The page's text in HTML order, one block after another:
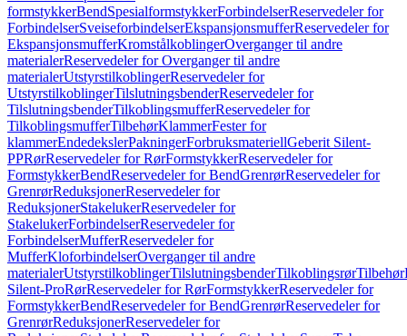
formstykkerBendSpesialformstykkerForbindelserReservedeler for
ForbindelserSveiseforbindelserEkspansjonsmufferReservedeler for
EkspansjonsmufferKromstålkoblingerOverganger til andre
materialerReservedeler for Overganger til andre
materialerUtstyrstilkoblingerReservedeler for
UtstyrstilkoblingerTilslutningsbenderReservedeler for
TilslutningsbenderTilkoblingsmufferReservedeler for
TilkoblingsmufferTilbehørKlammerFester for
klammerEndedekslerPakningerForbruksmateriellGeberit Silent-
PPRørReservedeler for RørFormstykkerReservedeler for
FormstykkerBendReservedeler for BendGrenrørReservedeler for
GrenrørReduksjonerReservedeler for
ReduksjonerStakelukerReservedeler for
StakelukerForbindelserReservedeler for
ForbindelserMufferReservedeler for
MufferKloforbindelserOverganger til andre
materialerUtstyrstilkoblingerTilslutningsbenderTilkoblingsrørTilbehør
Silent-ProRørReservedeler for RørFormstykkerReservedeler for
FormstykkerBendReservedeler for BendGrenrørReservedeler for
GrenrørReduksjonerReservedeler for